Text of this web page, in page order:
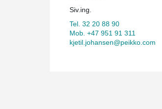
Siv.ing.
Tel. 32 20 88 90
Mob. +47 951 91 311
kjetil.johansen@peikko.com